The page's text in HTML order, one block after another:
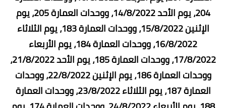
204، يوم الأحد 14/8/2022، ووحدات العمارة 205، يوم
الإثنين 15/8/2022، ووحدات العمارة 183، يوم الثلاثاء
16/8/2022، ووحدات العمارة 184، يوم الأربعاء
17/8/2022، ووحدات العمارة 185، يوم الأحد 21/8/2022،
ووحدات العمارة 186، يوم الإثنين 22/8/2022، ووحدات
العمارة 187، يوم الثلاثاء 23/8/2022، ووحدات العمارة